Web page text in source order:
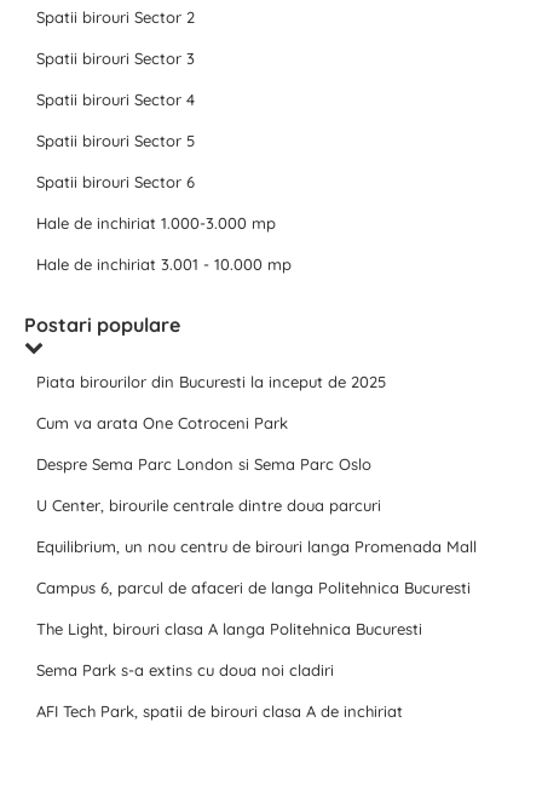
Spatii birouri Sector 2
Spatii birouri Sector 3
Spatii birouri Sector 4
Spatii birouri Sector 5
Spatii birouri Sector 6
Hale de inchiriat 1.000-3.000 mp
Hale de inchiriat 3.001 - 10.000 mp
Postari populare
Piata birourilor din Bucuresti la inceput de 2025
Cum va arata One Cotroceni Park
Despre Sema Parc London si Sema Parc Oslo
U Center, birourile centrale dintre doua parcuri
Equilibrium, un nou centru de birouri langa Promenada Mall
Campus 6, parcul de afaceri de langa Politehnica Bucuresti
The Light, birouri clasa A langa Politehnica Bucuresti
Sema Park s-a extins cu doua noi cladiri
AFI Tech Park, spatii de birouri clasa A de inchiriat